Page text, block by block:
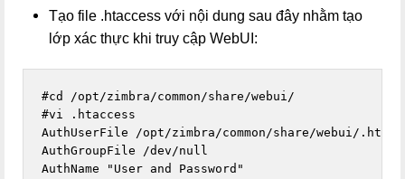
Tạo file .htaccess với nội dung sau đây nhằm tạo
lớp xác thực khi truy cập WebUI:
#cd /opt/zimbra/common/share/webui/
#vi .htaccess
AuthUserFile /opt/zimbra/common/share/webui/
AuthGroupFile /dev/null
AuthName "User and Password"